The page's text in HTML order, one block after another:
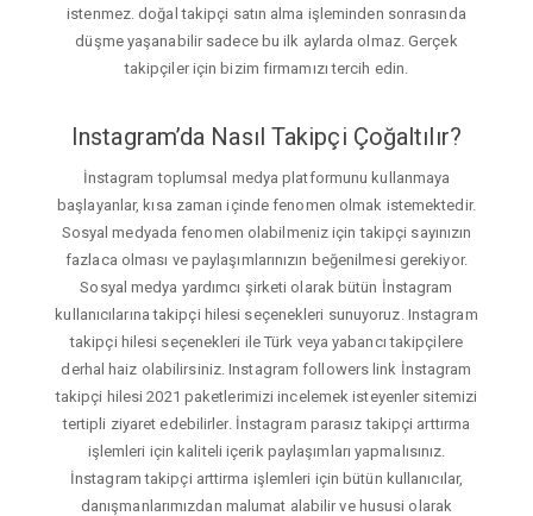
istenmez. doğal takipçi satın alma işleminden sonrasında
düşme yaşanabilir sadece bu ilk aylarda olmaz. Gerçek
takipçiler için bizim firmamızı tercih edin.
Instagram’da Nasıl Takipçi Çoğaltılır?
İnstagram toplumsal medya platformunu kullanmaya
başlayanlar, kısa zaman içinde fenomen olmak istemektedir.
Sosyal medyada fenomen olabilmeniz için takipçi sayınızın
fazlaca olması ve paylaşımlarınızın beğenilmesi gerekiyor.
Sosyal medya yardımcı şirketi olarak bütün İnstagram
kullanıcılarına takipçi hilesi seçenekleri sunuyoruz. Instagram
takipçi hilesi seçenekleri ile Türk veya yabancı takipçilere
derhal haiz olabilirsiniz. Instagram followers link İnstagram
takipçi hilesi 2021 paketlerimizi incelemek isteyenler sitemizi
tertipli ziyaret edebilirler. İnstagram parasız takipçi arttırma
işlemleri için kaliteli içerik paylaşımları yapmalısınız.
İnstagram takipçi arttirma işlemleri için bütün kullanıcılar,
danışmanlarımızdan malumat alabilir ve hususi olarak